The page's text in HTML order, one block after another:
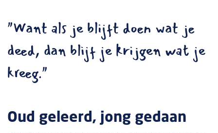
"Want als je blijft doen wat je
deed, dan blijf je krijgen wat je
kreeg."
Oud geleerd, jong gedaan